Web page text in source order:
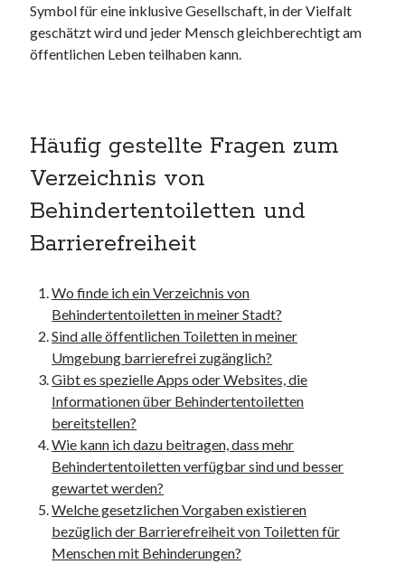
firmenumzug
grundschule
gymnasium
kunst und handwerk
nach
nordsee urlaub
ostsee
osze
privatumzug
rollstuhlgerechte ferienwohnung
seniorenreisen
sportunterricht
türmaße
typo3
umzugskartons
Uncategorized
unterkünfte
websiten
wordpress
Symbol für eine inklusive Gesellschaft, in der Vielfalt
geschätzt wird und jeder Mensch gleichberechtigt am
öffentlichen Leben teilhaben kann.
Häufig gestellte Fragen zum
Verzeichnis von
Behindertentoiletten und
Barrierefreiheit
Wo finde ich ein Verzeichnis von
Behindertentoiletten in meiner Stadt?
Sind alle öffentlichen Toiletten in meiner
Umgebung barrierefrei zugänglich?
Gibt es spezielle Apps oder Websites, die
Informationen über Behindertentoiletten
bereitstellen?
Wie kann ich dazu beitragen, dass mehr
Behindertentoiletten verfügbar sind und besser
gewartet werden?
Welche gesetzlichen Vorgaben existieren
bezüglich der Barrierefreiheit von Toiletten für
Menschen mit Behinderungen?